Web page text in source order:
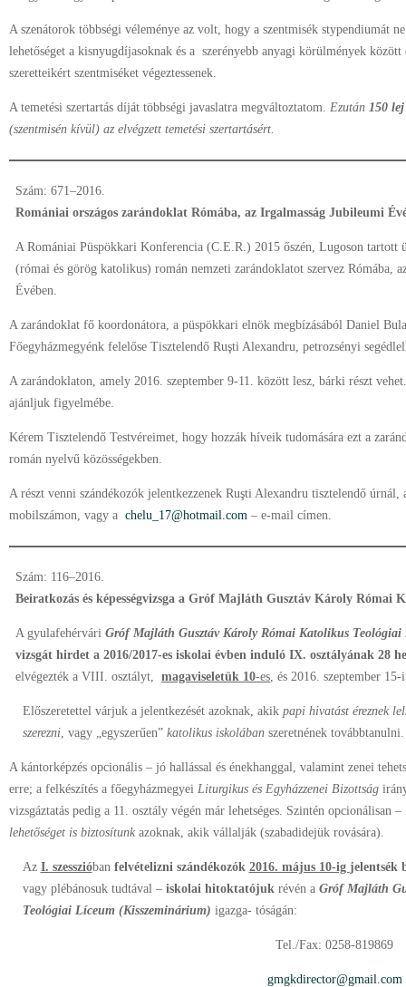
A szenátorok többségi véleménye az volt, hogy a szentmisék stypendiumát
lehetőséget a kisnyugdíjasoknak és a szerényebb anyagi körülmények
szeretteikért szentmiséket végeztessenek.
A temetési szertartás díját többségi javaslatra megváltoztatom. Ezután 150
(szentmisén kívül) az elvégzett temetési szertartásért.
Szám: 671–2016.
Romániai országos zarándoklat Rómába, az Irgalmasság Jubileumi
A Romániai Püspökkari Konferencia (C.E.R.) 2015 őszén, Lugoson tartott
(római és görög katolikus) román nemzeti zarándoklatot szervez Rómába,
Évében.
A zarándoklat fő koordonátora, a püspökkari elnök megbízásából Daniel
Főegyházmegyénk felelőse Tisztelendő Ruşti Alexandru, petrozsényi
A zarándoklaton, amely 2016. szeptember 9-11. között lesz, bárki részt
ajánljuk figyelmébe.
Kérem Tisztelendő Testvéreimet, hogy hozzák híveik tudomására ezt a
román nyelvű közösségekben.
A részt venni szándékozók jelentkezzenek Ruşti Alexandru tisztelendő úrnál,
mobilszámon, vagy a chelu_17@hotmail.com – e-mail címen.
Szám: 116–2016.
Beiratkozás és képességvizsga a Gróf Majláth Gusztáv Károly Római
A gyulafehérváriGróf Majláth Gusztáv Károly Római Katolikus
vizsgát hirdet a 2016/2017-es iskolai évben induló IX. osztályának 28
elvégezték a VIII. osztályt,
magaviseletük 10-es, és 2016. szeptember
Előszeretettel várjuk a jelentkezését azoknak, akik papi hivatást éreznek
szerezni, vagy „egyszerűen” katolikus iskolában szeretnének továbbtanulni.
A kántorképzés opcionális – jó hallással és énekhanggal, valamint zenei
erre; a felkészítés a főegyházmegyei Liturgikus és Egyházzenei Bizottság
vizsgáztatás pedig a 11. osztály végén már lehetséges. Szintén opcionálisan –
lehetőséget is biztosítunk azoknak, akik vállalják (szabadidejük rovására).
Az I. szesszióban felvételizni szándékozók 2016. május 10-ig jelentsék
vagy plébánosuk tudtával – iskolai hitoktatójuk révén a Gróf Majláth
Teológiai Líceum (Kisszeminárium) igazga- tóságán:
Tel./Fax: 0258-819869
gmgkdirector@gmail.com